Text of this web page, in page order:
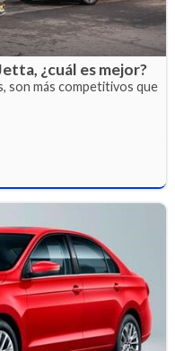
¿cuál es mejor?
son más competitivos que